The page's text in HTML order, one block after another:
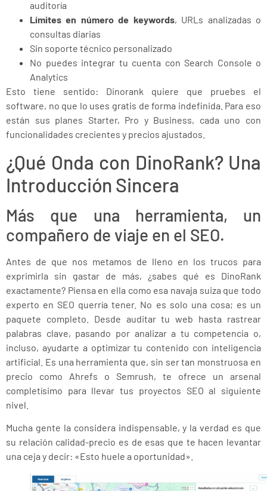
auditoría
Límites en número de keywords, URLs analizadas o
consultas diarias
Sin soporte técnico personalizado
No puedes integrar tu cuenta con Search Console o
Analytics
Esto tiene sentido: Dinorank quiere que pruebes el
software, no que lo uses gratis de forma indefinida. Para eso
están sus planes Starter, Pro y Business, cada uno con
funcionalidades crecientes y precios ajustados.
¿Qué Onda con DinoRank? Una
Introducción Sincera
Más que una herramienta, un
compañero de viaje en el SEO.
Antes de que nos metamos de lleno en los trucos para
exprimirla sin gastar de más, ¿sabes qué es DinoRank
exactamente? Piensa en ella como esa navaja suiza que todo
experto en SEO querría tener. No es solo una cosa; es un
paquete completo. Desde auditar tu web hasta rastrear
palabras clave, pasando por analizar a tu competencia o,
incluso, ayudarte a optimizar tu contenido con inteligencia
artificial. Es una herramienta que, sin ser tan monstruosa en
precio como Ahrefs o Semrush, te ofrece un arsenal
completísimo para llevar tus proyectos SEO al siguiente
nivel.
Mucha gente la considera indispensable, y la verdad es que
su relación calidad-precio es de esas que te hacen levantar
una ceja y decir: «Esto huele a oportunidad».